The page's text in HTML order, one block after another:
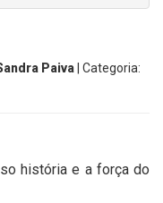
Paiva | Categoria:
história e a força do